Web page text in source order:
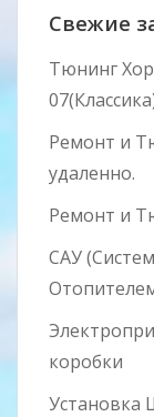
Свежие
Тюнинг
Ремонт и
удаленно.
Ремонт и
САУ
коробки
Установка